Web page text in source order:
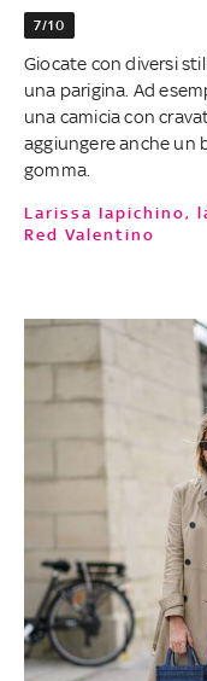
7/10
Giocate con diversi
una parigina. Ad
una camicia con
aggiungere anche un
gomma.
Larissa Iapichino, la figlia di Fiona May posa per
Red Valentino